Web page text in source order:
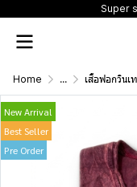
Super
Home ... เสื้อฟอกวินเทจจากผ้าผ้าย 100 เปอร์เซนต์ รุ่นดั้
New Arrival
Best Seller
Pre Order